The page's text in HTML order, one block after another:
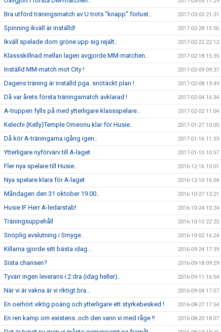
Bra utförd träningsmatch av U trots "knapp" förlust.. 2017-03-03 21:31
Spinning ikväll är inställd! 2017-02-28 15:56
Ikväll spelade dom gröne upp sig rejält.. 2017-02-22 22:12
Klassskillnad mellan lagen avgjorde MM-matchen.. 2017-02-18 15:35
Inställd MM-match mot City ! 2017-02-09 09:37
Dagens träning är inställd pga. snötäckt plan ! 2017-02-08 13:49
Då var årets första träningsmatch avklarad ! 2017-02-04 16:34
A-truppen fylls på med ytterligare klassspelare.. 2017-02-02 11:04
Kelechi (Kelly)Temple Omeonu klar för Husie.. 2017-01-27 10:05
Då kör A-träningarna igång igen.. 2017-01-16 11:33
Ytterligare nyförvärv till A-laget 2017-01-10 10:57
Fler nya spelare till Husie.. 2016-12-16 10:01
Nya spelare klara för A-laget 2016-12-10 16:04
Måndagen den 31 oktober 19.00.. 2016-10-27 13:21
Husie IF Herr A-ledarstab! 2016-10-24 10:24
Träningsuppehåll 2016-10-10 22:25
Snöplig avslutning i Smyge.. 2016-10-02 16:24
Killarna gjorde sitt bästa idag... 2016-09-24 17:39
Sista chansen? 2016-09-18 09:29
Tyvärr ingen leverans i 2:dra (idag heller).. 2016-09-11 16:54
När vi är vakna är vi riktigt bra... 2016-09-04 17:57
En oerhört viktig poäng och ytterligare ett styrkebesked ! 2016-08-27 17:54
En ren kamp om existens..och den vann vi med råge !! 2016-08-20 18:07